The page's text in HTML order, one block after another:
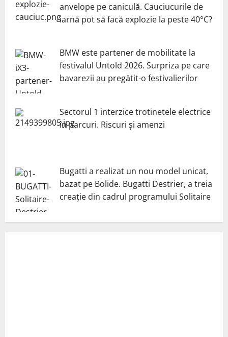
anvelope pe caniculă. Cauciucurile de
iarnă pot să facă explozie la peste 40°C?
BMW este partener de mobilitate la
festivalul Untold 2026. Surpriza pe care
bavarezii au pregătit-o festivalierilor
Sectorul 1 interzice trotinetele electrice
în parcuri. Riscuri și amenzi
Bugatti a realizat un nou model unicat,
bazat pe Bolide. Bugatti Destrier, a treia
creație din cadrul programului Solitaire